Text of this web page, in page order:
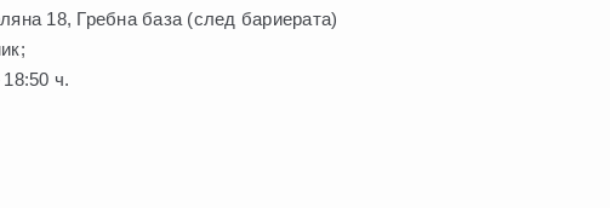
18, Гребна база (след бариерата)
ч.